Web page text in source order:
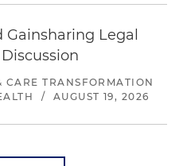
Legal
TRANSFORMATION
/ AUGUST 19, 2026